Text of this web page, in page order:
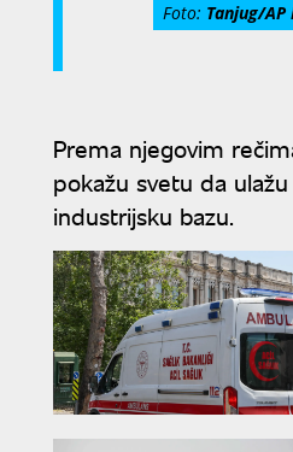
Foto: Tanjug/
Prema njegovim
pokažu svetu da
industrijsku bazu.